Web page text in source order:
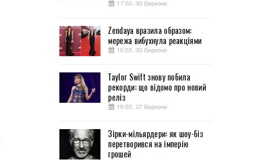
17:50, 30 Березня
Zendaya вразила образом:
мережа вибухнула реакціями
16:55, 30 Березня
Taylor Swift знову побила
рекорди: що відомо про новий
реліз
16:55, 27 Березня
Зірки-мільярдери: як шоу-біз
перетворився на імперію
грошей